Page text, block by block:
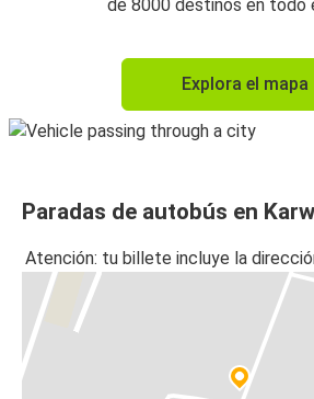
de 8000 destinos en todo
Explora el mapa
Paradas de autobús en
Atención: tu billete incluye la